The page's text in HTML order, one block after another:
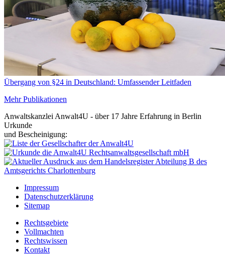
Übergang von §24 in Deutschland: Umfassender Leitfaden
Mehr Publikationen
Anwaltskanzlei Anwalt4U - über 17 Jahre Erfahrung in Berlin
Urkunde
und Bescheinigung:
Impressum
Datenschutzerklärung
Sitemap
Rechtsgebiete
Vollmachten
Rechtswissen
Kontakt